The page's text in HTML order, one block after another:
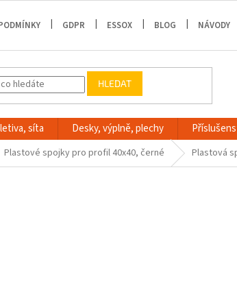
GDPR ESSOX BLOG NÁVODY
HLEDAT
síta Desky, výplně, plechy
Plastové spojky pro profil 40x40, černé Plastová